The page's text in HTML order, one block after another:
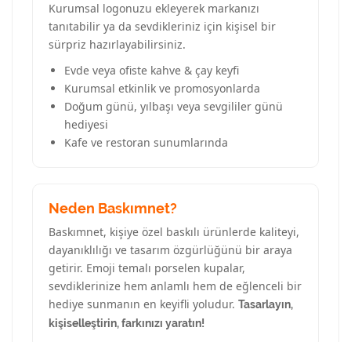
Kurumsal logonuzu ekleyerek markanızı
tanıtabilir ya da sevdikleriniz için kişisel bir
sürpriz hazırlayabilirsiniz.
Evde veya ofiste kahve & çay keyfi
Kurumsal etkinlik ve promosyonlarda
Doğum günü, yılbaşı veya sevgililer günü
hediyesi
Kafe ve restoran sunumlarında
Neden Baskımnet?
Baskımnet, kişiye özel baskılı ürünlerde kaliteyi,
dayanıklılığı ve tasarım özgürlüğünü bir araya
getirir. Emoji temalı porselen kupalar,
sevdiklerinize hem anlamlı hem de eğlenceli bir
hediye sunmanın en keyifli yoludur. Tasarlayın,
kişiselleştirin, farkınızı yaratın!